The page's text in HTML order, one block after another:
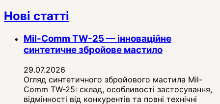
Нові статті
Mil-Comm TW-25 — інноваційне
синтетичне збройове мастило
29.07.2026
Огляд синтетичного збройового мастила Mil-
Comm TW-25: склад, особливості застосування,
відмінності від конкурентів та повні технічні